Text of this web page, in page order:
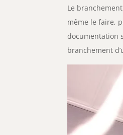
Le
même le faire,
documentation
branchement